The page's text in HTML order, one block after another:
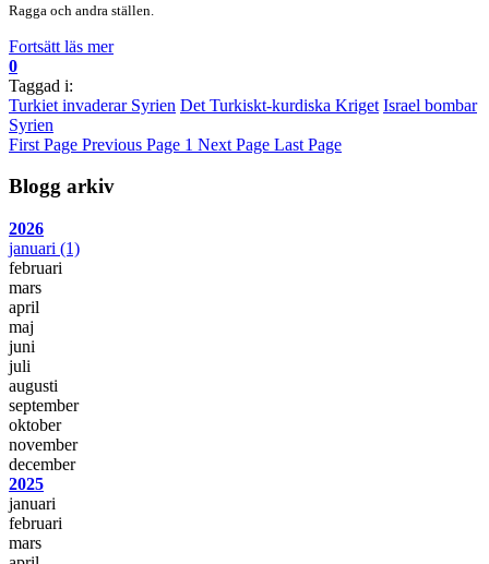
Ragga och andra ställen.
Fortsätt läs mer
0
Taggad i:
Turkiet invaderar Syrien Det Turkiskt-kurdiska Kriget Israel bombar
Syrien
First Page Previous Page 1 Next Page Last Page
Blogg arkiv
2026
januari (1)
februari
mars
april
maj
juni
juli
augusti
september
oktober
november
december
2025
januari
februari
mars